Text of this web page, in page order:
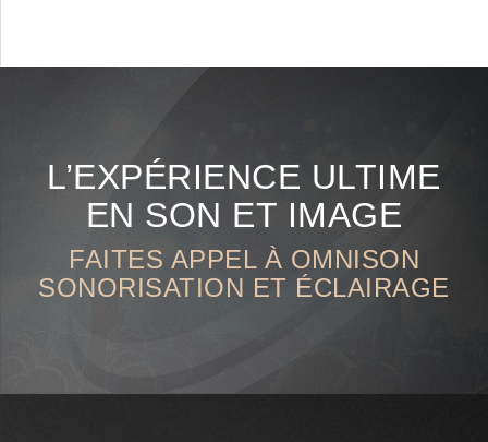
L’EXPÉRIENCE ULTIME
EN SON ET IMAGE
FAITES APPEL À OMNISON
SONORISATION ET ÉCLAIRAGE